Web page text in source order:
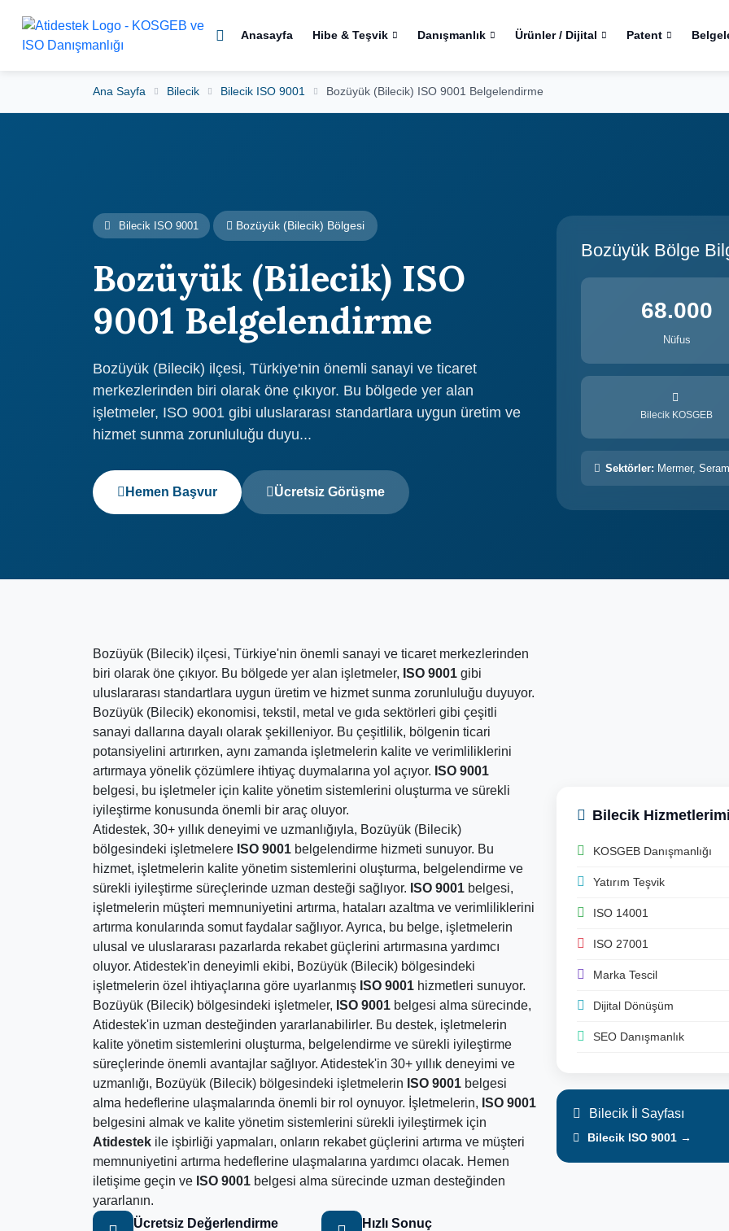
Anasayfa Hibe & Teşvik Danışmanlık Ürünler / Dijital Patent
Ana Sayfa Bilecik Bilecik ISO 9001 Bozüyük (Bilecik) ISO 9001 Belgelendirme
Bilecik ISO 9001 Bozüyük (Bilecik) Bölgesi
Bozüyük (Bilecik) ISO
9001 Belgelendirme
Bozüyük (Bilecik) ilçesi, Türkiye'nin önemli sanayi ve ticaret
merkezlerinden biri olarak öne çıkıyor. Bu bölgede yer alan
işletmeler, ISO 9001 gibi uluslararası standartlara uygun üretim ve
hizmet sunma zorunluluğu duyu...
Hemen Başvur Ücretsiz Görüşme
Bozüyük Bölge
68.000
Nüfus
Bilecik KOSGEB
Sektörler: Mermer,
Bozüyük (Bilecik) ilçesi, Türkiye'nin önemli sanayi ve ticaret merkezlerinden
biri olarak öne çıkıyor. Bu bölgede yer alan işletmeler, ISO 9001 gibi
uluslararası standartlara uygun üretim ve hizmet sunma zorunluluğu duyuyor.
Bozüyük (Bilecik) ekonomisi, tekstil, metal ve gıda sektörleri gibi çeşitli
sanayi dallarına dayalı olarak şekilleniyor. Bu çeşitlilik, bölgenin ticari
potansiyelini artırırken, aynı zamanda işletmelerin kalite ve verimliliklerini
artırmaya yönelik çözümlere ihtiyaç duymalarına yol açıyor. ISO 9001
belgesi, bu işletmeler için kalite yönetim sistemlerini oluşturma ve sürekli
iyileştirme konusunda önemli bir araç oluyor.
Atidestek, 30+ yıllık deneyimi ve uzmanlığıyla, Bozüyük (Bilecik)
bölgesindeki işletmelere ISO 9001 belgelendirme hizmeti sunuyor. Bu
hizmet, işletmelerin kalite yönetim sistemlerini oluşturma, belgelendirme ve
sürekli iyileştirme süreçlerinde uzman desteği sağlıyor. ISO 9001 belgesi,
işletmelerin müşteri memnuniyetini artırma, hataları azaltma ve verimliliklerini
artırma konularında somut faydalar sağlıyor. Ayrıca, bu belge, işletmelerin
ulusal ve uluslararası pazarlarda rekabet güçlerini artırmasına yardımcı
oluyor. Atidestek'in deneyimli ekibi, Bozüyük (Bilecik) bölgesindeki
işletmelerin özel ihtiyaçlarına göre uyarlanmış ISO 9001 hizmetleri sunuyor.
Bozüyük (Bilecik) bölgesindeki işletmeler, ISO 9001 belgesi alma sürecinde,
Atidestek'in uzman desteğinden yararlanabilirler. Bu destek, işletmelerin
kalite yönetim sistemlerini oluşturma, belgelendirme ve sürekli iyileştirme
süreçlerinde önemli avantajlar sağlıyor. Atidestek'in 30+ yıllık deneyimi ve
uzmanlığı, Bozüyük (Bilecik) bölgesindeki işletmelerin ISO 9001 belgesi
alma hedeflerine ulaşmalarında önemli bir rol oynuyor. İşletmelerin, ISO 9001
belgesini almak ve kalite yönetim sistemlerini sürekli iyileştirmek için
Atidestek ile işbirliği yapmaları, onların rekabet güçlerini artırma ve müşteri
memnuniyetini artırma hedeflerine ulaşmalarına yardımcı olacak. Hemen
iletişime geçin ve ISO 9001 belgesi alma sürecinde uzman desteğinden
yararlanın.
Ücretsiz Değerlendirme
Hızlı Sonuç
Bilecik
KOSGEB Danışmanlığı
Yatırım Teşvik
ISO 14001
ISO 27001
Marka Tescil
Dijital Dönüşüm
SEO Danışmanlık
Bilecik İl Sayfası
Bilecik ISO 9001 →